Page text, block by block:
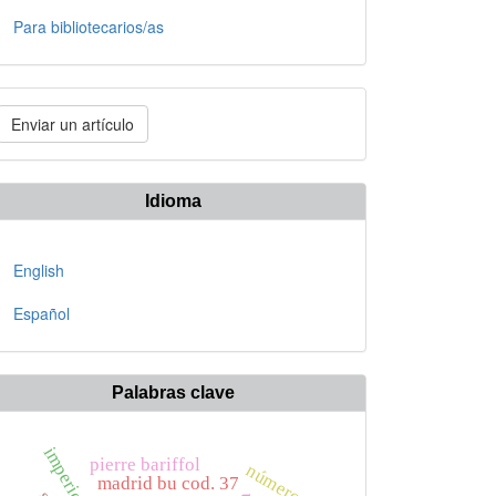
Para bibliotecarios/as
Enviar un artículo
Idioma
English
Español
Palabras clave
madrid bu cod. 37
pierre bariffol